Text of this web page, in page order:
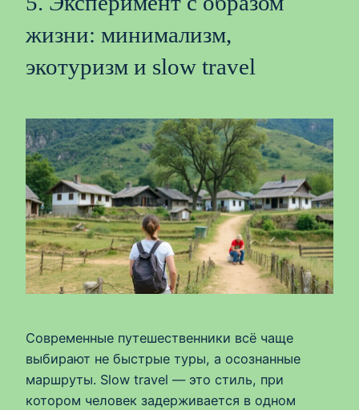
жизни: минимализм,
экотуризм и slow travel
Современные путешественники всё чаще
выбирают не быстрые туры, а осознанные
маршруты. Slow travel — это стиль, при
котором человек задерживается в одном